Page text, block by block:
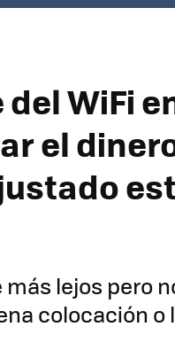
WiFi
el
lejos pero
colocación o